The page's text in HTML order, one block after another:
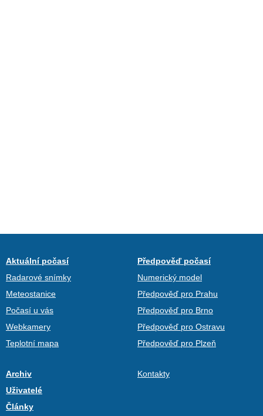
Aktuální počasí
Radarové snímky
Meteostanice
Počasí u vás
Webkamery
Teplotní mapa
Předpověď počasí
Numerický model
Předpověď pro Prahu
Předpověď pro Brno
Předpověď pro Ostravu
Předpověď pro Plzeň
Archiv
Uživatelé
Články
Kontakty